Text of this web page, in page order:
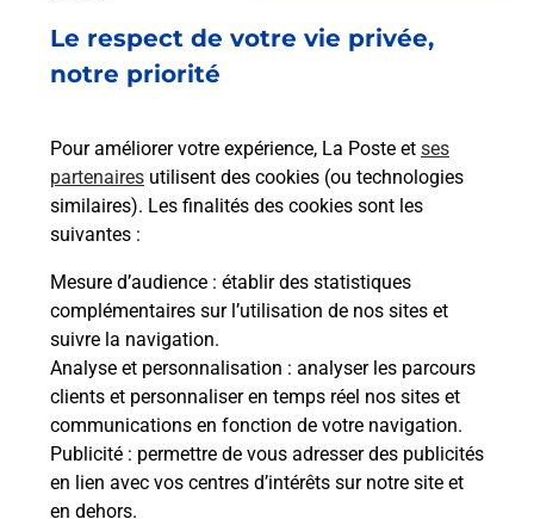
Le respect de votre vie privée,
notre priorité
Pour améliorer votre expérience, La Poste et ses
partenaires utilisent des cookies (ou technologies
similaires). Les finalités des cookies sont les
suivantes :
Mesure d’audience : établir des statistiques
complémentaires sur l’utilisation de nos sites et
suivre la navigation.
Analyse et personnalisation : analyser les parcours
clients et personnaliser en temps réel nos sites et
communications en fonction de votre navigation.
Publicité : permettre de vous adresser des publicités
en lien avec vos centres d’intérêts sur notre site et
en dehors.
129 GRANDE RUE SAINT MICHEL
31400 TOULOUSE
Malin !
La Poste
en ligne
Ouvert 24h/24
En savoir plus